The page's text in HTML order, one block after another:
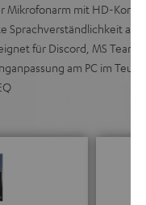
Mikrofonarm mit HD-
Sprachverständlichkeit
für Discord, MS
am PC im